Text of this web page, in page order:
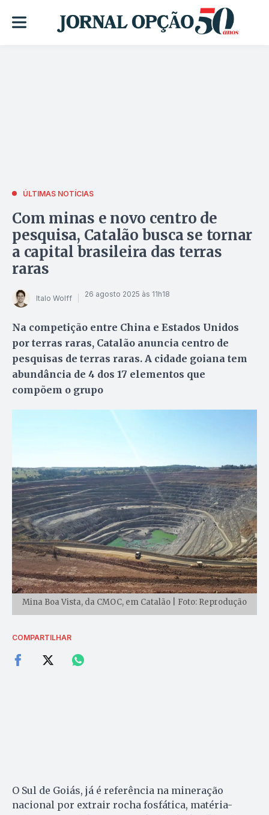
ÚLTIMAS NOTÍCIAS
Com minas e novo centro de
pesquisa, Catalão busca se tornar
a capital brasileira das terras
raras
Italo Wolff 26 agosto 2025 às 11h18
Na competição entre China e Estados Unidos
por terras raras, Catalão anuncia centro de
pesquisas de terras raras. A cidade goiana tem
abundância de 4 dos 17 elementos que
compõem o grupo
Mina Boa Vista, da CMOC, em Catalão | Foto: Reprodução
COMPARTILHAR
O Sul de Goiás, já é referência na mineração
nacional por extrair rocha fosfática, matéria-